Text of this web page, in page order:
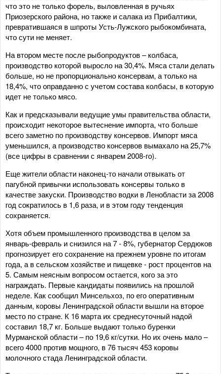
что это не только форель, выловленная в ручьях
Приозерского района, но также и салака из Прибалтики,
превратившаяся в шпроты Усть-Лужского рыбокомбината,
что сути не меняет.
На втором месте после рыбопродуктов – колбаса,
производство которой выросло на 30,4%. Мяса стали делать
больше, но не пропорционально консервам, а только на
18,4%, что оправданно с учетом состава колбасы, в которую
идет не только мясо.
Как и предсказывали ведущие умы правительства области,
происходит некоторое вытеснение импорта, что больше
всего заметно по производству консервов. Импорт мяса
уменьшился, а производство консервов вымахало на 25,7%
(все цифры в сравнении с январем 2008-го).
Еще жители области наконец-то начали отвыкать от
пагубной привычки использовать консервы только в
качестве закуски. Производство водки в Ленобласти за 2008
год сократилось в 1,6 раза, и в этом году тенденция
сохраняется.
Хотя объем промышленного производства в целом за
январь-февраль и снизился на 7 - 8%, губернатор Сердюков
прогнозирует его сохранение на прежнем уровне по итогам
года, а в сельском хозяйстве и пищевке - рост процентов на
5. Самым неясным вопросом остается, кого за это
награждать. Первые кандидаты появились на прошлой
неделе. Как сообщил Минсельхоз, по его оперативным
данным, коровы Ленинградской области вышли на второе
место по стране. К 16 марта их среднесуточный надой
составил 18,7 кг. Больше выдают только буренки
Мурманской области – по 19,6 кг/сутки. Но их очень мало –
всего 4000 против мощного, в 76 тысяч 453 коровы
молочного стада Ленинградской области.